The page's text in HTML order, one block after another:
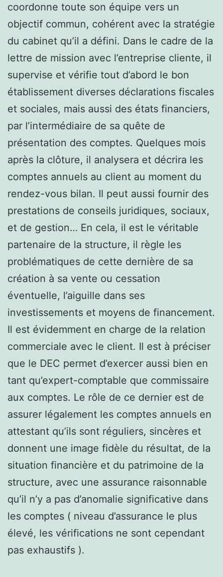
coordonne toute son équipe vers un
objectif commun, cohérent avec la stratégie
du cabinet qu’il a défini. Dans le cadre de la
lettre de mission avec l’entreprise cliente, il
supervise et vérifie tout d’abord le bon
établissement diverses déclarations fiscales
et sociales, mais aussi des états financiers,
par l’intermédiaire de sa quête de
présentation des comptes. Quelques mois
après la clôture, il analysera et décrira les
comptes annuels au client au moment du
rendez-vous bilan. Il peut aussi fournir des
prestations de conseils juridiques, sociaux,
et de gestion… En cela, il est le véritable
partenaire de la structure, il règle les
problématiques de cette dernière de sa
création à sa vente ou cessation
éventuelle, l’aiguille dans ses
investissements et moyens de financement.
Il est évidemment en charge de la relation
commerciale avec le client. Il est à préciser
que le DEC permet d’exercer aussi bien en
tant qu’expert-comptable que commissaire
aux comptes. Le rôle de ce dernier est de
assurer légalement les comptes annuels en
attestant qu’ils sont réguliers, sincères et
donnent une image fidèle du résultat, de la
situation financière et du patrimoine de la
structure, avec une assurance raisonnable
qu’il n’y a pas d’anomalie significative dans
les comptes ( niveau d’assurance le plus
élevé, les vérifications ne sont cependant
pas exhaustifs ).